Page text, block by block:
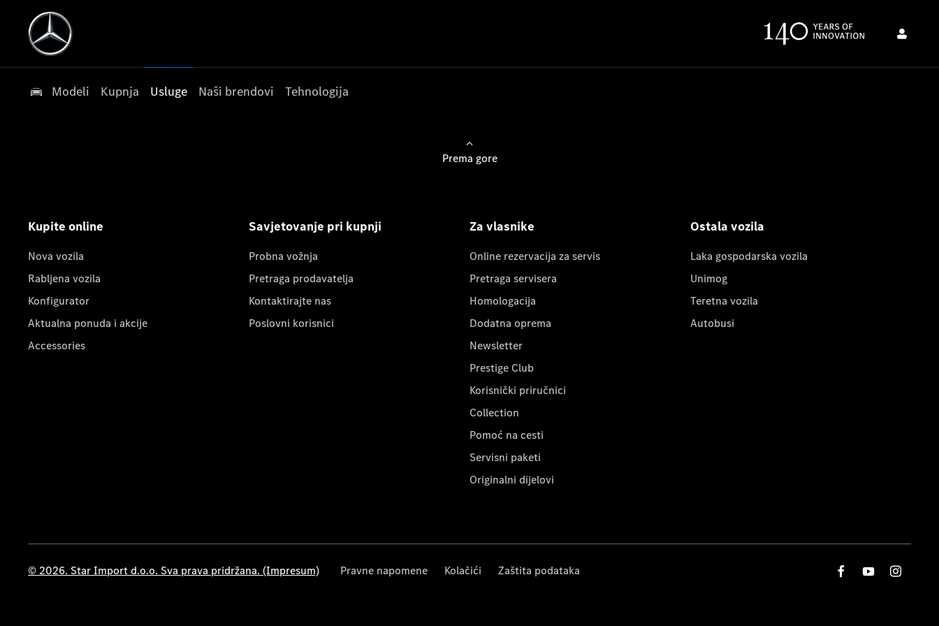
Modeli Kupnja Usluge Naši brendovi Tehnologija
Prema gore
Kupite online
Nova vozila
Rabljena vozila
Konfigurator
Aktualna ponuda i akcije
Accessories
Savjetovanje pri kupnji
Probna vožnja
Pretraga prodavatelja
Kontaktirajte nas
Poslovni korisnici
Za vlasnike
Online rezervacija za servis
Pretraga servisera
Homologacija
Dodatna oprema
Newsletter
Prestige Club
Korisnički priručnici
Collection
Pomoć na cesti
Servisni paketi
Originalni dijelovi
Ostala vozila
Laka gospodarska vozila
Unimog
Teretna vozila
Autobusi
© 2026. Star Import d.o.o. Sva prava pridržana. (Impresum) Pravne napomene Kolačići Zaštita podataka